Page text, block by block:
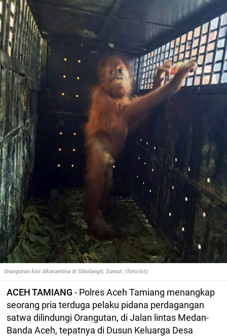
Orangutan kini dikarantina di Sibolangit, Sumut. (foto/ist)
ACEH TAMIANG- Polres Aceh Tamiang menangkap
seorang pria terduga pelaku pidana perdagangan
satwa dilindungi Orangutan, di Jalan lintas Medan-
Banda Aceh, tepatnya di Dusun Keluarga Desa